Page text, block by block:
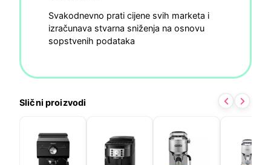
Svakodnevno prati cijene svih marketa i
izračunava stvarna sniženja na osnovu
sopstvenih podataka
Slični proizvodi